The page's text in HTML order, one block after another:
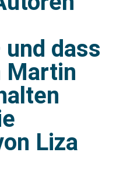
dass
Martin
Liza